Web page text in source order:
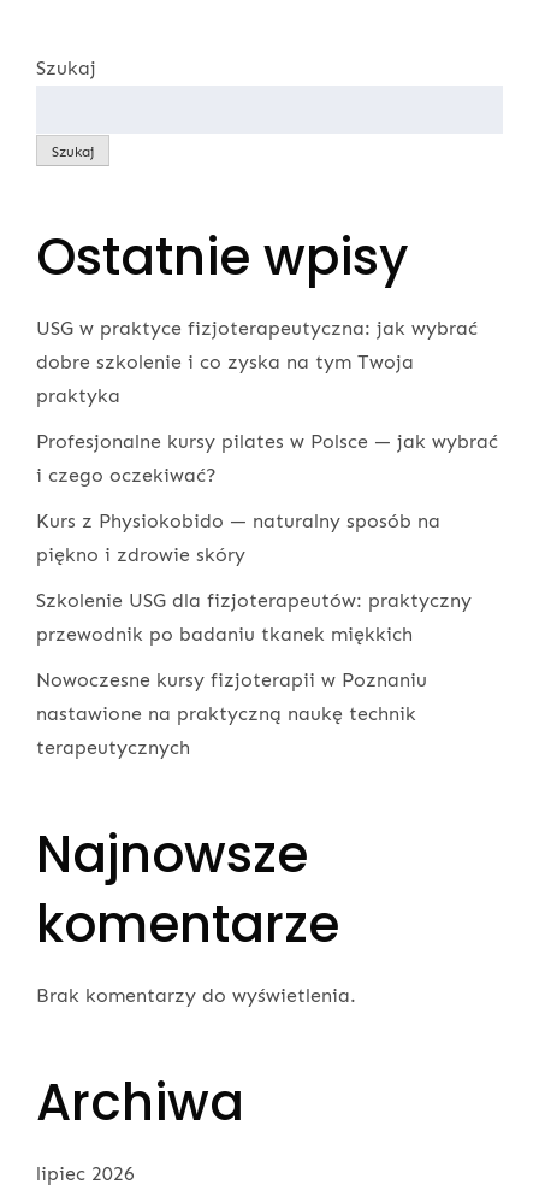
Szukaj
Szukaj
Ostatnie wpisy
USG w praktyce fizjoterapeutyczna: jak wybrać
dobre szkolenie i co zyska na tym Twoja
praktyka
Profesjonalne kursy pilates w Polsce — jak wybrać
i czego oczekiwać?
Kurs z Physiokobido — naturalny sposób na
piękno i zdrowie skóry
Szkolenie USG dla fizjoterapeutów: praktyczny
przewodnik po badaniu tkanek miękkich
Nowoczesne kursy fizjoterapii w Poznaniu
nastawione na praktyczną naukę technik
terapeutycznych
Najnowsze
komentarze
Brak komentarzy do wyświetlenia.
Archiwa
lipiec 2026